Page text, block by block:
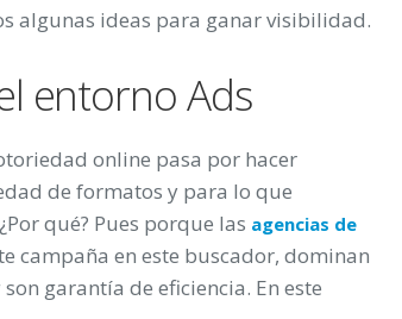
algunas ideas para ganar visibilidad.
entorno Ads
online pasa por hacer
de formatos y para lo que
qué? Pues porque las agencias de
campaña en este buscador, dominan
garantía de eficiencia. En este